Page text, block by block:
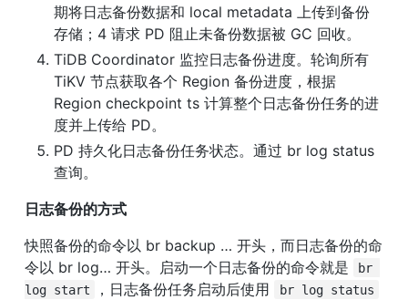
期将日志备份数据和 local metadata 上传到备份
存储；4 请求 PD 阻止未备份数据被 GC 回收。
TiDB Coordinator 监控日志备份进度。轮询所有
TiKV 节点获取各个 Region 备份进度，根据
Region checkpoint ts 计算整个日志备份任务的进
度并上传给 PD。
PD 持久化日志备份任务状态。通过 br log status
查询。
日志备份的方式
快照备份的命令以 br backup … 开头，而日志备份的命
令以 br log… 开头。启动一个日志备份的命令就是
br
log start
，日志备份任务启动后使用 br log status